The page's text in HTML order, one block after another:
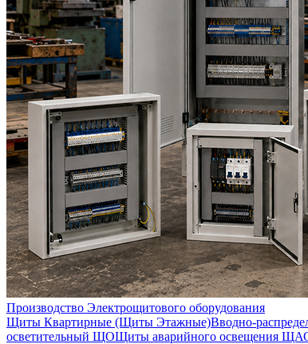
Производство Электрощитового оборудования
Щиты Квартирные (Щиты Этажные)Вводно-
осветительный ЩОЩиты аварийного освещения